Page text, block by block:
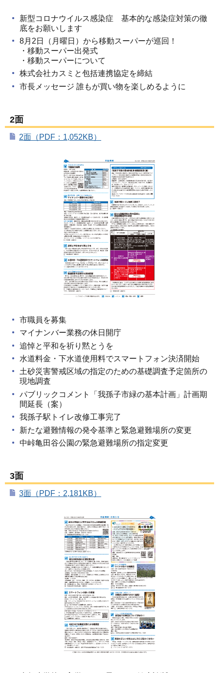
新型コロナウイルス感染症 基本的な感染症対策の徹
底をお願いします
8月2日（月曜日）から移動スーパーが巡回！
・移動スーパー出発式
・移動スーパーについて
株式会社カスミと包括連携協定を締結
市長メッセージ 誰もが買い物を楽しめるように
2面
2面（PDF：1,052KB）
市職員を募集
マイナンバー業務の休日開庁
追悼と平和を祈り黙とうを
水道料金・下水道使用料でスマートフォン決済開始
土砂災害警戒区域の指定のための基礎調査予定箇所の
現地調査
パブリックコメント「我孫子市緑の基本計画」計画期
間延長（案）
我孫子駅トイレ改修工事完了
新たな避難情報の発令基準と緊急避難場所の変更
中峠亀田谷公園の緊急避難場所の指定変更
3面
3面（PDF：2,181KB）